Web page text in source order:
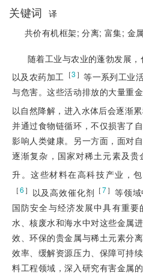
关键词
译
共价有机框架;分离;富集; 金属
随着工业与农业的蓬勃发展，
以及农药加工 ［3 ］等一系列工业
与危害。这些活动排放的大量重
以自然降解，进入水体后会逐渐
并通过食物链循环，不仅损害了
影响人类健康。另一方面，面对
逐渐复杂，国家对稀土元素及
升。这些材料在高科技产业，
［6 ］ 以及高效催化剂 ［7］ 等领
国防安全与经济发展中具有重
水、核废水和海水中对这些金属
效、环保的贵金属与稀土元素分
效率、缓解资源压力、保障可持
料工程领域，深入研究有害金属